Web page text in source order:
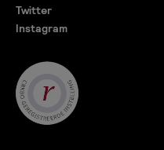
Twitter
Instagram